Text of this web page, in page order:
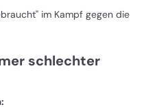
im Kampf gegen die
schlechter